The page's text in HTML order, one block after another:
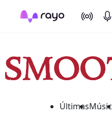
On Air
Últimas